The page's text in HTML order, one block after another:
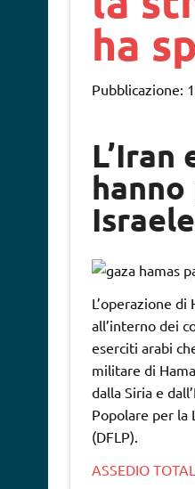
ha
Pubblicazione:
L’operazione di
all’interno dei
eserciti arabi
militare di
dalla Siria e
Popolare per la
(DFLP).
ASSEDIO